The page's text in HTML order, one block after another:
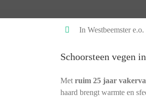
In Westbeemster e.o.
Schoorsteen vegen
Met ruim 25 jaar
haard brengt warmte en